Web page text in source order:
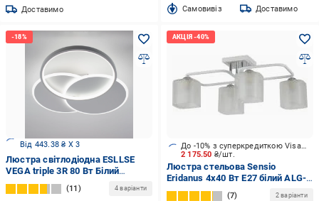
Доставимо Cамовивіз Доставимо
Від 443.38 ₴ X 3
Люстра світлодіодна ESLLSE
VEGA triple 3R 80 Вт Білий
(10111-1)
11 4 варіанти
2 175.50 ₴/шт.
До -10% з суперкредиткою Visa Вигода
Люстра стельова Sensio
Eridanus 4x40 Вт E27 білий ALG-
07553/4
7 2 варіанти